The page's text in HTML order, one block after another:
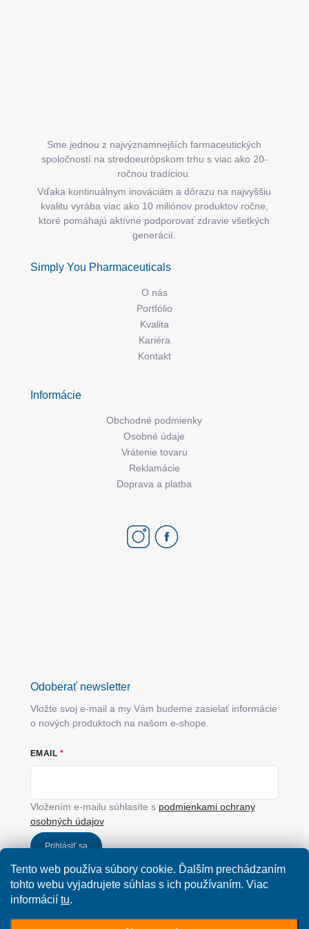
Tento web používa súbory cookie. Ďalším prechádzaním
tohto webu vyjadrujete súhlas s ich používaním. Viac
informácií tu.
Sme jednou z najvýznamnejších farmaceutických
spoločností na stredoeurópskom trhu s viac ako 20-
ročnou tradíciou.
Vďaka kontinuálnym inováciám a dôrazu na najvyššiu
kvalitu vyrába viac ako 10 miliónov produktov ročne,
ktoré pomáhajú aktívne podporovať zdravie všetkých
generácií.
Simply You Pharmaceuticals
O nás
Portfólio
Kvalita
Kariéra
Kontakt
Informácie
Obchodné podmienky
Osobné údaje
Vrátenie tovaru
Reklamácie
Doprava a platba
Odoberať newsletter
Vložte svoj e-mail a my Vám budeme zasielať informácie
o nových produktoch na našom e-shope.
EMAIL
Vložením e-mailu súhlasíte s podmienkami ochrany
osobných údajov
Prihlásiť sa